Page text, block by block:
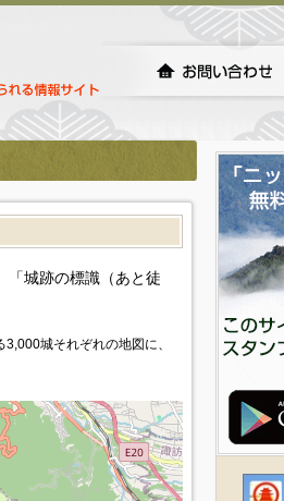
「城跡の標識（あと徒
城それぞれの地図に、